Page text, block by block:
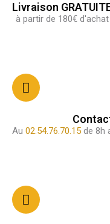
Livraison
à partir de 180€ d'achat
Au 02.54.76.70.15 de 8h